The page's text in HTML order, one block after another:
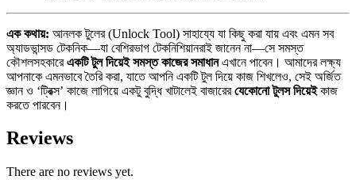
এক কথায়: আনলক টুলের (Unlock Tool) সাহায্যে যা কিছু করা যায় এবং এমন সব
অ্যাডভান্সড টেকনিক—যা বেশিরভাগ টেকনিশিয়ানরাই জানেন না—সে সমস্ত
কৌশলসহকারেএকটি টুল দিয়েই সমস্ত কাজের সমাধানএখানে পাবেন। আমাদের লক্ষ্য
আপনাকে এমনভাবে তৈরি করা, যাতে আপনি একটি টুল দিয়ে কাজ শিখলেও, সেই অর্জিত
জ্ঞান ও ‘ট্রিক্স’ কাজে লাগিয়ে একটু বুদ্ধি খাটালেই বাজারেরযেকোনো টুলস দিয়েইকাজ
করতে পারবেন।
Reviews
There are no reviews yet.